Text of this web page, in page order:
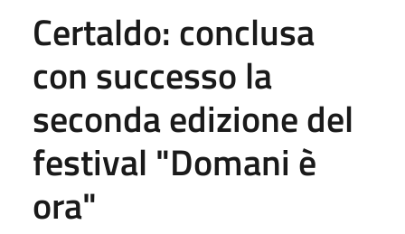
Certaldo: conclusa
con successo la
seconda edizione del
festival "Domani è
ora"